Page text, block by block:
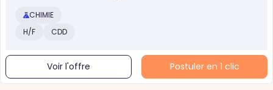
CHIMIE
H/F
CDD
Voir l'offre Postuler en 1 clic